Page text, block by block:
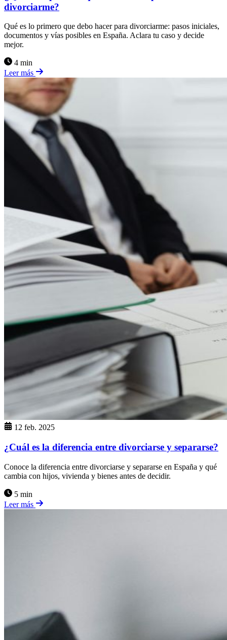
divorciarme?
Qué es lo primero que debo hacer para divorciarme: pasos iniciales,
documentos y vías posibles en España. Aclara tu caso y decide
mejor.
4 min
Leer más
12 feb. 2025
¿Cuál es la diferencia entre divorciarse y separarse?
Conoce la diferencia entre divorciarse y separarse en España y qué
cambia con hijos, vivienda y bienes antes de decidir.
5 min
Leer más